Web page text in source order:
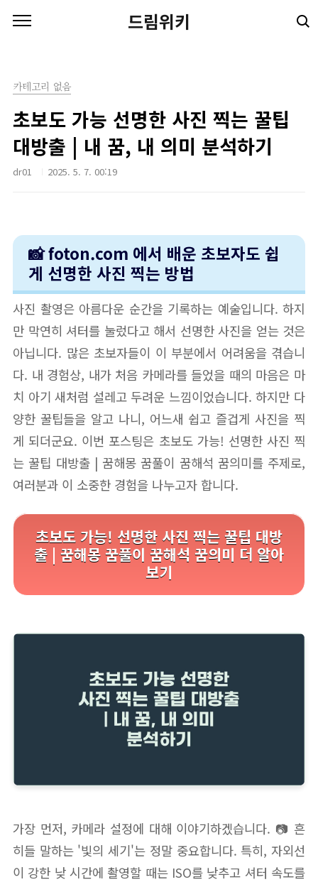
드림위키
카테고리 없음
초보도 가능 선명한 사진 찍는 꿀팁
대방출 | 내 꿈, 내 의미 분석하기
dr01 2025. 5. 7. 00:19
📸 foton.com 에서 배운 초보자도 쉽
게 선명한 사진 찍는 방법
사진 촬영은 아름다운 순간을 기록하는 예술입니다. 하지
만 막연히 셔터를 눌렀다고 해서 선명한 사진을 얻는 것은
아닙니다. 많은 초보자들이 이 부분에서 어려움을 겪습니
다. 내 경험상, 내가 처음 카메라를 들었을 때의 마음은 마
치 아기 새처럼 설레고 두려운 느낌이었습니다. 하지만 다
양한 꿀팁들을 알고 나니, 어느새 쉽고 즐겁게 사진을 찍
게 되더군요. 이번 포스팅은 초보도 가능! 선명한 사진 찍
는 꿀팁 대방출 | 꿈해몽 꿈풀이 꿈해석 꿈의미를 주제로,
여러분과 이 소중한 경험을 나누고자 합니다.
초보도 가능! 선명한 사진 찍는 꿀팁 대방
출 | 꿈해몽 꿈풀이 꿈해석 꿈의미 더 알아
보기
가장 먼저, 카메라 설정에 대해 이야기하겠습니다. 📷 흔
히들 말하는 '빛의 세기'는 정말 중요합니다. 특히, 자외선
이 강한 낮 시간에 촬영할 때는 ISO를 낮추고 셔터 속도를